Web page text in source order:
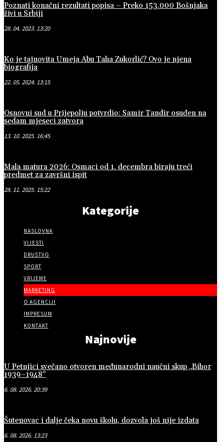
Poznati konačni rezultati popisa – Preko 153.000 Bošnjaka
živi u Srbiji
28. 04. 2023. 13:20
Ko je tajnovita Umeja Abu Taha Zukorlić? Ovo je njena
biografija
22. 05. 2024. 13:15
Osnovni sud u Prijepolju potvrdio: Samir Tandir osuđen na
sedam mjeseci zatvora
13. 10. 2025. 16:45
Mala matura 2026: Osmaci od 1. decembra biraju treći
predmet za završni ispit
28. 11. 2025. 15:22
Kategorije
NASLOVNA
VIJESTI
DRUŠTVO
SPORT
VRIJEME
MARKETING
O AGENCIJI
IMPRESUM
KONTAKT
Najnovije
U Petnjici svečano otvoren međunarodni naučni skup „Bihor
1939–1948“
6. 08. 2026. 20:39
Šutenovac i dalje čeka novu školu, dozvola još nije izdata
6. 08. 2026. 13:23